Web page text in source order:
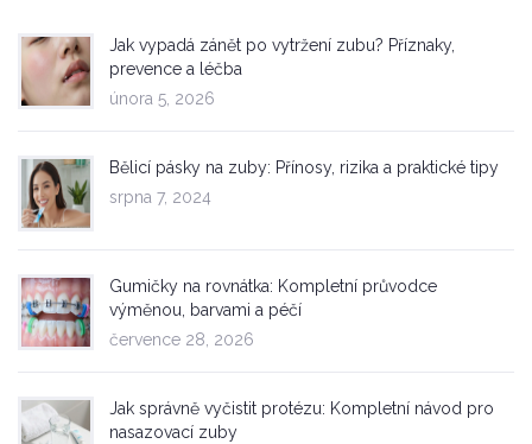
Jak vypadá zánět po vytržení zubu? Příznaky,
prevence a léčba
února 5, 2026
Bělicí pásky na zuby: Přínosy, rizika a praktické tipy
srpna 7, 2024
Gumičky na rovnátka: Kompletní průvodce
výměnou, barvami a péčí
července 28, 2026
Jak správně vyčistit protézu: Kompletní návod pro
nasazovací zuby